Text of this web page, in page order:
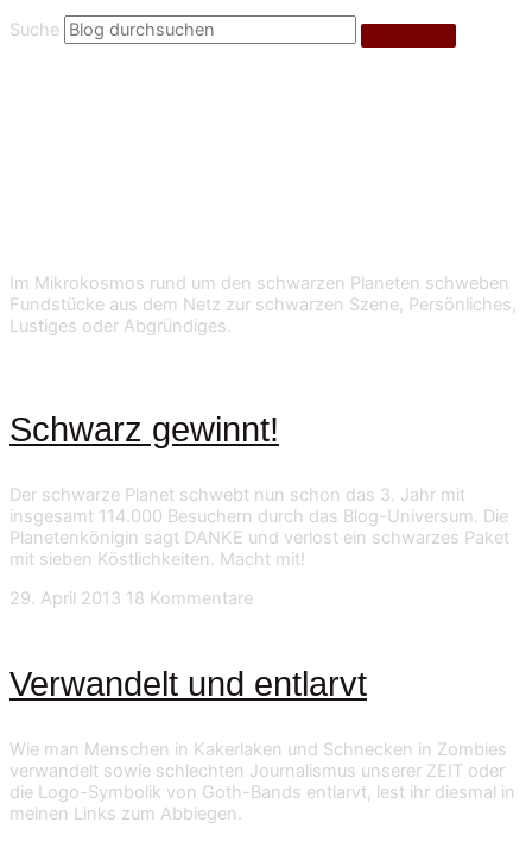
Suche
Im Mikrokosmos rund um den schwarzen Planeten schweben
Fundstücke aus dem Netz zur schwarzen Szene, Persönliches,
Lustiges oder Abgründiges.
Schwarz gewinnt!
Der schwarze Planet schwebt nun schon das 3. Jahr mit
insgesamt 114.000 Besuchern durch das Blog-Universum. Die
Planetenkönigin sagt DANKE und verlost ein schwarzes Paket
mit sieben Köstlichkeiten. Macht mit!
29. April 2013 18 Kommentare
Verwandelt und entlarvt
Wie man Menschen in Kakerlaken und Schnecken in Zombies
verwandelt sowie schlechten Journalismus unserer ZEIT oder
die Logo-Symbolik von Goth-Bands entlarvt, lest ihr diesmal in
meinen Links zum Abbiegen.